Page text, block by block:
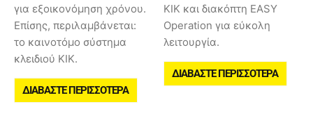
για εξοικονόμηση χρόνου.
Επίσης, περιλαμβάνεται:
το καινοτόμο σύστημα
κλειδιού KIK.
ΔΙΑΒΆΣΤΕ ΠΕΡΙΣΣΌΤΕΡΑ
KIK και διακόπτη EASY
Operation για εύκολη
λειτουργία.
ΔΙΑΒΆΣΤΕ ΠΕΡΙΣΣΌΤΕΡΑ